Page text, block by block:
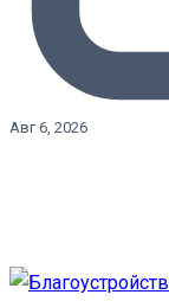
Авг 6, 2026